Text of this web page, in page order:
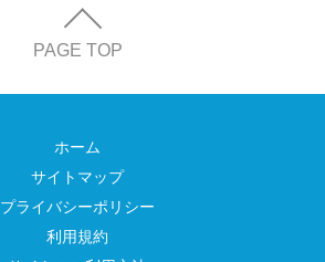
PAGE TOP
ホーム
サイトマップ
プライバシーポリシー
利用規約